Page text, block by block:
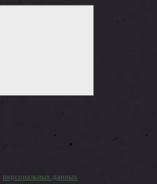
персональных данных